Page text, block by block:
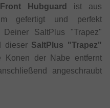
Hubguard
ist aus
gefertigt und perfekt
SaltPlus "Trapez"
dieser SaltPlus "Trapez"
Konen der Nabe entfernt
angeschraubt